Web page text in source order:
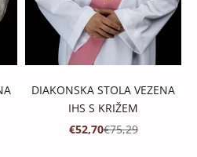
DIAKONSKA STOLA VEZENA
IHS S KRIŽEM
PROMOTIVNA CIJENA
€52,70REDOVNA CIJENA
€75,29